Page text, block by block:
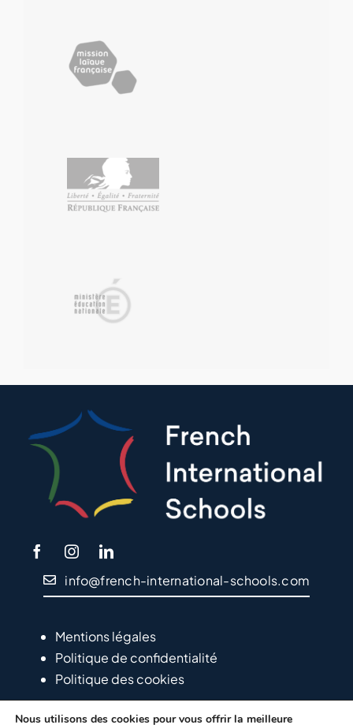
info@french-international-schools.com
Mentions légales
Politique de confidentialité
Politique des cookies
Nous utilisons des cookies pour vous offrir la meilleure